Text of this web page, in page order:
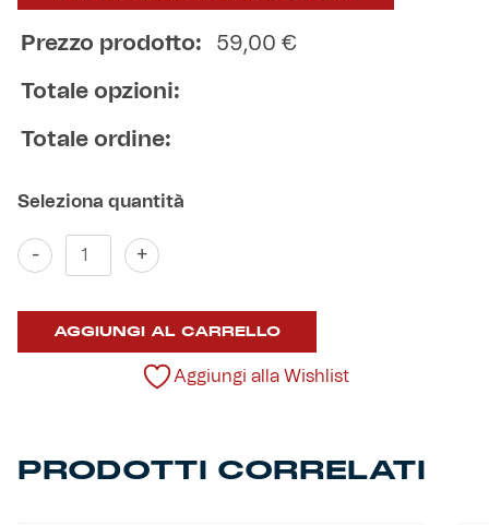
Prezzo prodotto: 59,00 €
Totale opzioni:
Totale ordine:
-
Maglia
Kombat
2025/26
quantità
+
AGGIUNGI AL CARRELLO
Aggiungi alla Wishlist
PRODOTTI CORRELATI